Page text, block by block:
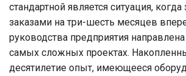
стандартной является ситуация,
заказами на три-шесть месяцев
руководства предприятия направлена
самых сложных проектах.
десятилетие опыт, имеющееся